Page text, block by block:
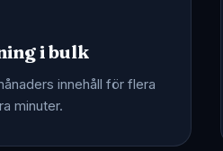
i bulk
innehåll för flera
minuter.